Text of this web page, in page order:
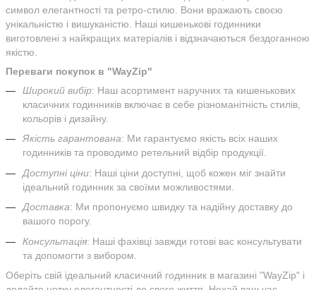
символ елегантності та ретро-стилю. Вони вражають своєю
унікальністю і вишуканістю. Наші кишенькові годинники
виготовлені з найкращих матеріалів і відзначаються бездоганною
якістю.
Переваги покупок в "WayZip"
Широкий вибір: Наш асортимент наручних та кишенькових
класичних годинників включає в себе різноманітність стилів,
кольорів і дизайну.
Якість гарантована: Ми гарантуємо якість всіх наших
годинників та проводимо ретельний відбір продукції.
Доступні ціни: Наші ціни доступні, щоб кожен міг знайти
ідеальний годинник за своїми можливостями.
Доставка: Ми пропонуємо швидку та надійну доставку до
вашого порогу.
Консультація: Наші фахівці завжди готові вас консультувати
та допомогти з вибором.
Оберіть свій ідеальний класичний годинник в магазині "WayZip" і